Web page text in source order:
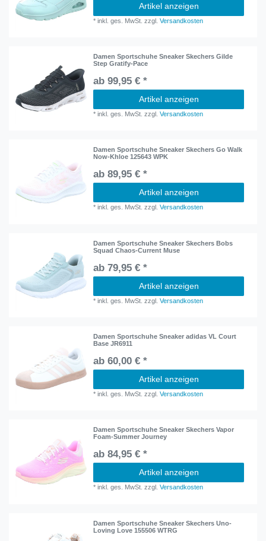
Artikel anzeigen
*inkl. ges. MwSt. zzgl.Versandkosten
Damen Sportschuhe Sneaker Skechers Gilde
Step Gratify-Pace
ab 99,95 € *
Artikel anzeigen
*inkl. ges. MwSt. zzgl.Versandkosten
Damen Sportschuhe Sneaker Skechers Go Walk
Now-Khloe 125643 WPK
ab 89,95 € *
Artikel anzeigen
*inkl. ges. MwSt. zzgl.Versandkosten
Damen Sportschuhe Sneaker Skechers Bobs
Squad Chaos-Current Muse
ab 79,95 € *
Artikel anzeigen
*inkl. ges. MwSt. zzgl.Versandkosten
Damen Sportschuhe Sneaker adidas VL Court
Base JR6911
ab 60,00 € *
Artikel anzeigen
*inkl. ges. MwSt. zzgl.Versandkosten
Damen Sportschuhe Sneaker Skechers Vapor
Foam-Summer Journey
ab 84,95 € *
Artikel anzeigen
*inkl. ges. MwSt. zzgl.Versandkosten
Damen Sportschuhe Sneaker Skechers Uno-
Loving Love 155506 WTRG